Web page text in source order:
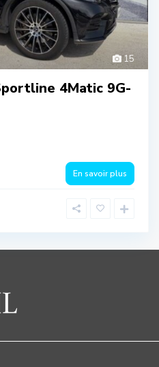
15
4Matic 9G-
En savoir plus